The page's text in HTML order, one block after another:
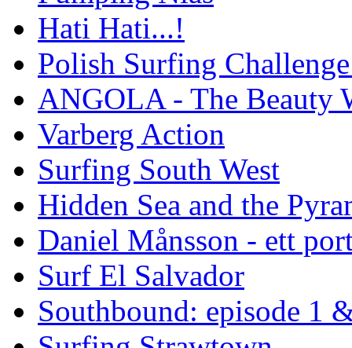
Hati Hati...!
Polish Surfing
ANGOLA - The Beauty
Varberg Action
Surfing South West
Hidden Sea and the
Daniel Månsson - ett
Surf El Salvador
Southbound: episode 1